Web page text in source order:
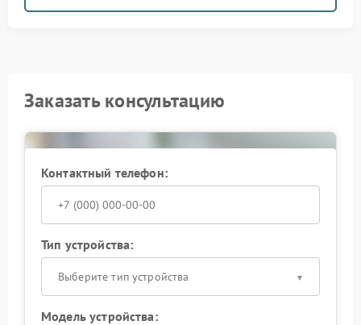
Заказать консультацию
Контактный телефон:
Тип устройства:
Выберите тип устройства
Модель устройства: